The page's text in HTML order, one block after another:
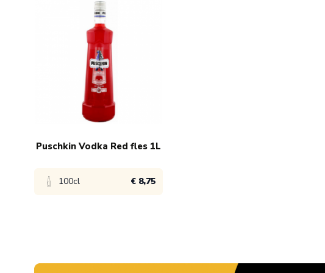
Puschkin Vodka Red fles 1L
100cl € 8,75
1x € 9,75